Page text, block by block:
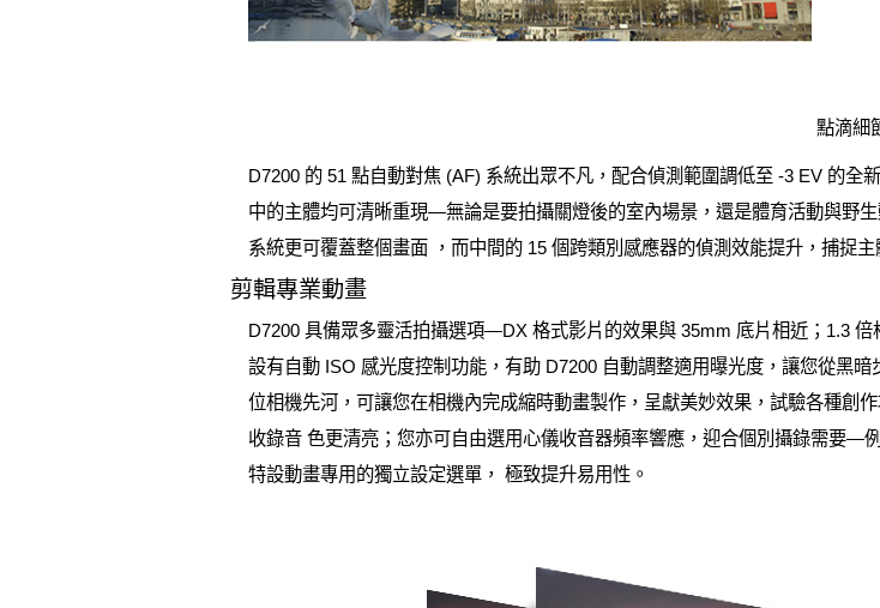
點滴細
D7200 的 51 點自動對焦 (AF) 系統出眾不凡，配合偵測範圍調低至 -3 EV 的全
中的主體均可清晰重現—無論是要拍攝關燈後的室內場景，還是體育活動與野
系統更可覆蓋整個畫面 ，而中間的 15 個跨類別感應器的偵測效能提升，捕捉
剪輯專業動畫
D7200 具備眾多靈活拍攝選項—DX 格式影片的效果與 35mm 底片相近；1.3
設有自動 ISO 感光度控制功能，有助 D7200 自動調整適用曝光度，讓您從黑暗
位相機先河，可讓您在相機內完成縮時動畫製作，呈獻美妙效果，試驗各種創
收錄音 色更清亮；您亦可自由選用心儀收音器頻率響應，迎合個別攝錄需要—
特設動畫專用的獨立設定選單， 極致提升易用性。